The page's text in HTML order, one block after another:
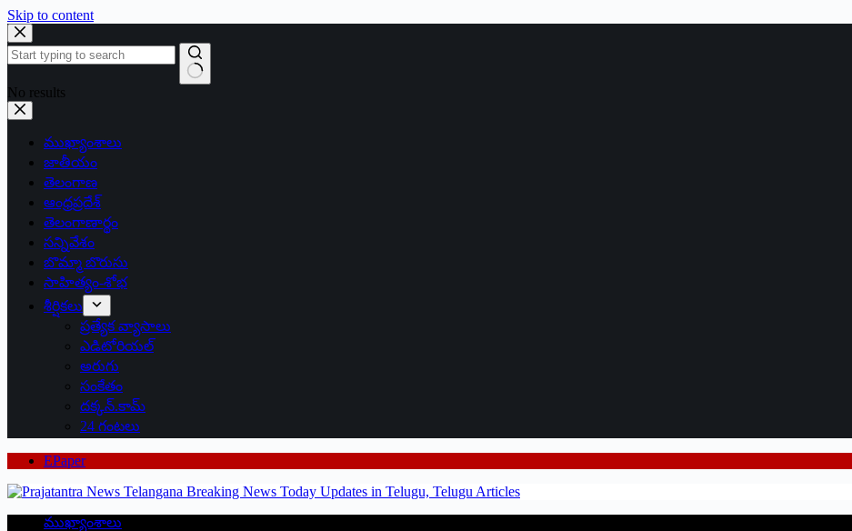
Skip to content
No results
ముఖ్యాంశాలు
జాతీయం
తెలంగాణ
ఆంధ్రప్రదేశ్
తెలంగాణార్థం
సన్నివేశం
బొమ్మా బొరుసు
సాహిత్యం-శోభ
శీర్షికలు
ప్రత్యేక వ్యాసాలు
ఎడిటోరియల్
అరుగు
సంకేతం
దక్కన్.కామ్
24 గంటలు
EPaper
ముఖ్యాంశాలు